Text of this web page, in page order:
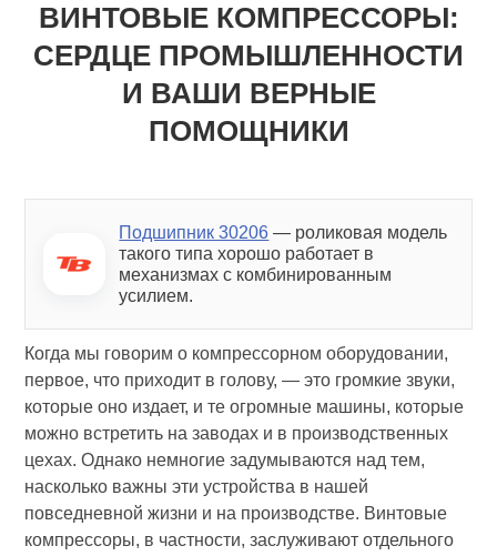
ВИНТОВЫЕ КОМПРЕССОРЫ:
СЕРДЦЕ ПРОМЫШЛЕННОСТИ
И ВАШИ ВЕРНЫЕ
ПОМОЩНИКИ
Подшипник 30206 — роликовая модель
такого типа хорошо работает в
механизмах с комбинированным
усилием.
Когда мы говорим о компрессорном оборудовании,
первое, что приходит в голову, — это громкие звуки,
которые оно издает, и те огромные машины, которые
можно встретить на заводах и в производственных
цехах. Однако немногие задумываются над тем,
насколько важны эти устройства в нашей
повседневной жизни и на производстве. Винтовые
компрессоры, в частности, заслуживают отдельного